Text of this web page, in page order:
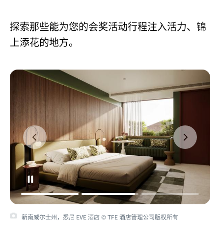
探索那些能为您的会奖活动行程注入活力、锦
上添花的地方。
新南威尔士州，悉尼 EVE 酒店 © TFE 酒店管理公司版权所有